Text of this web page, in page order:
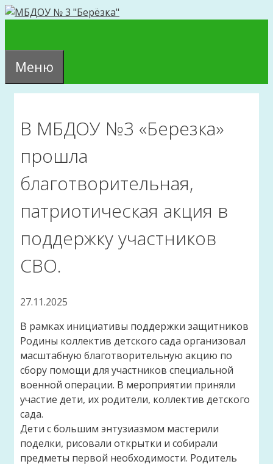
Перейти
Меню
В МБДОУ №3 «Березка»
прошла
благотворительная,
патриотическая акция в
поддержку участников
СВО.
27.11.2025
В рамках инициативы поддержки защитников
Родины коллектив детского сада организовал
масштабную благотворительную акцию по
сбору помощи для участников специальной
военной операции. В мероприятии приняли
участие дети, их родители, коллектив детского
сада.
Дети с большим энтузиазмом мастерили
поделки, рисовали открытки и собирали
предметы первой необходимости. Родитель